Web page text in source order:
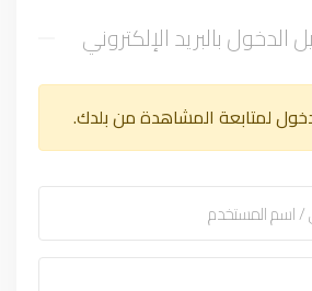
الدخول بالبريد الإلكتروني
لمتابعة المشاهدة من بلدك.